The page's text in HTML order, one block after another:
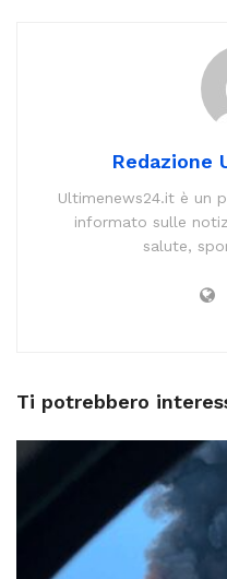
Redazione
Ultimenews24.it è un
informato sulle
salute,
Ti potrebbero